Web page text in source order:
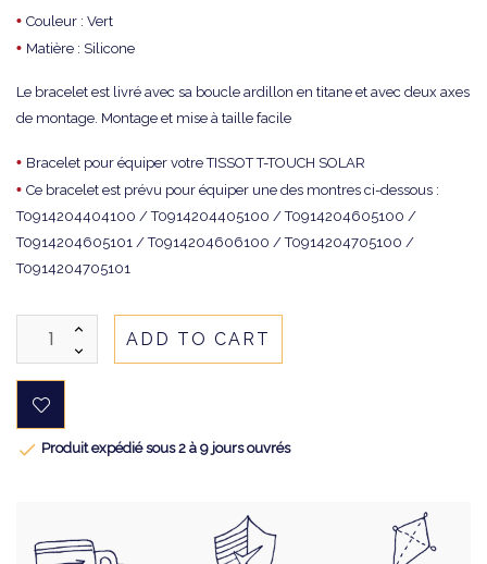
• Couleur : Vert
• Matière : Silicone
Le bracelet est livré avec sa boucle ardillon en titane et avec deux axes
de montage. Montage et mise à taille facile
• Bracelet pour équiper votre TISSOT T-TOUCH SOLAR
• Ce bracelet est prévu pour équiper une des montres ci-dessous :
T0914204404100 / T0914204405100 / T0914204605100 /
T0914204605101 / T0914204606100 / T0914204705100 /
T0914204705101
ADD TO CART
 Produit expédié sous 2 à 9 jours ouvrés